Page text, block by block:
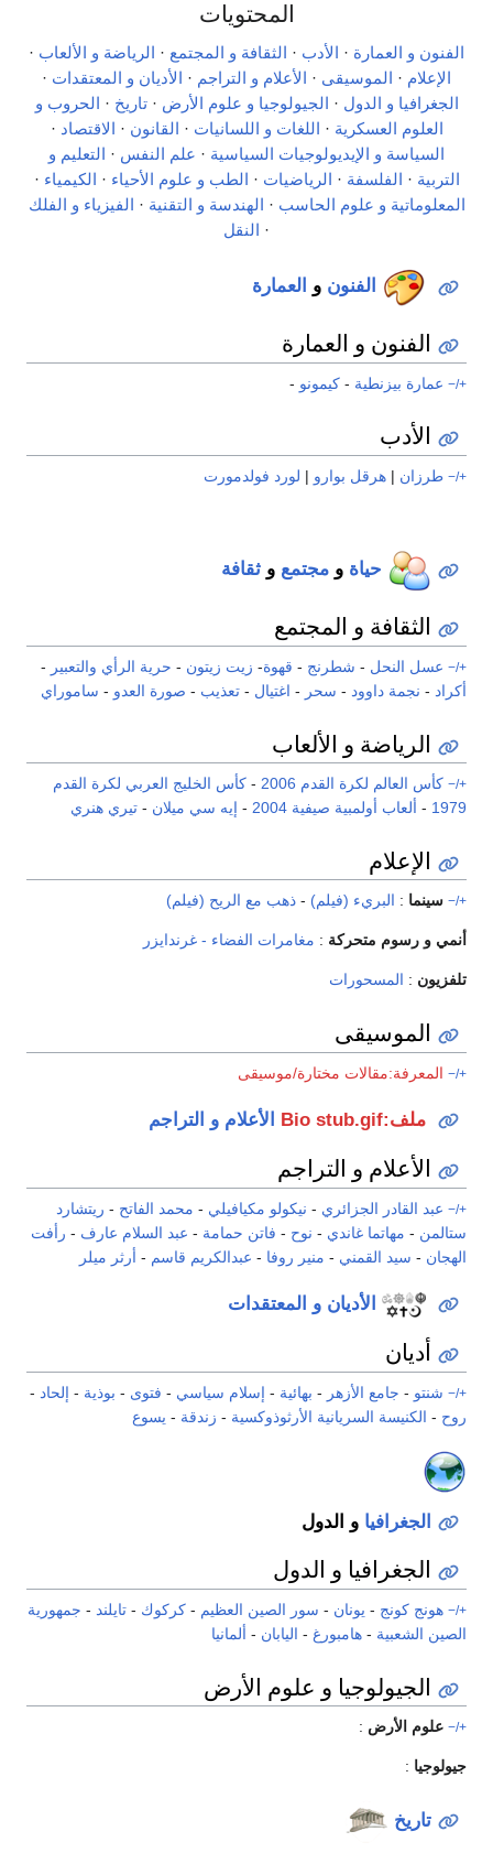
المحتويات
الفنون و العمارة · الأدب · الثقافة و المجتمع · الرياضة و الألعاب ·
الإعلام · الموسيقى · الأعلام و التراجم · الأديان و المعتقدات ·
الجغرافيا و الدول · الجيولوجيا و علوم الأرض ·تاريخ ·
الحروب و
العلوم العسكرية · اللغات و اللسانيات · القانون · الاقتصاد ·
السياسة و الإيديولوجيات السياسية · علم النفس ·
التعليم و
التربية · الفلسفة · الرياضيات · الطب و علوم الأحياء · الكيمياء ·
المعلوماتية و علوم الحاسب · الهندسة و التقنية ·
الفيزياء و الفلك
·
النقل
الفنون و العمارة
الفنون و العمارة
+/− عمارة بيزنطية - كيمونو -
الأدب
+/− طرزان | هرقل بوارو | لورد فولدمورت
حياة و مجتمع و ثقافة
الثقافة و المجتمع
+/− عسل النحل - شطرنج - قهوة- زيت زيتون - حرية الرأي والتعبير -
أكراد - نجمة داوود - سحر - اغتيال - تعذيب - صورة العدو - ساموراي
الرياضة و الألعاب
+/− كأس العالم لكرة القدم 2006 - كأس الخليج العربي لكرة القدم
1979
- ألعاب أولمبية صيفية 2004 - إيه سي ميلان - تيري هنري
الإعلام
+/− سينما : البريء (فيلم) - ذهب مع الريح (فيلم)
أنمي و رسوم متحركة : مغامرات الفضاء - غرندايزر
تلفزيون : المسحورات
الموسيقى
+/− المعرفة:مقالات مختارة/موسيقى
ملف:Bio stub.gif الأعلام و التراجم
الأعلام و التراجم
+/− عبد القادر الجزائري - نيكولو مكيافيلي - محمد الفاتح - ريتشارد
ستالمن - مهاتما غاندي - نوح - فاتن حمامة - عبد السلام عارف - رأفت
الهجان - سيد القمني - منير روفا - عبدالكريم قاسم - أرثر ميلر
الأديان و المعتقدات
أديان
+/− شنتو - جامع الأزهر - بهائية - إسلام سياسي - فتوى - بوذية - إلحاد -
روح - الكنيسة السريانية الأرثوذوكسية - زندقة - يسوع
الجغرافيا و الدول
الجغرافيا و الدول
+/− هونج كونج - يونان - سور الصين العظيم - كركوك - تايلند - جمهورية
الصين الشعبية - هامبورغ - اليابان - ألمانيا
الجيولوجيا و علوم الأرض
+/− علوم الأرض :
جيولوجيا :
تاريخ